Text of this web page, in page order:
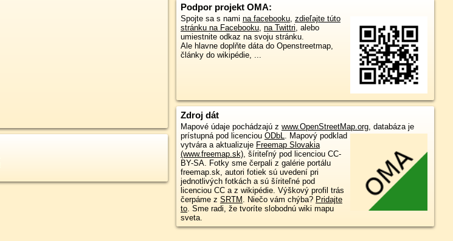
Podpor projekt OMA:
Spojte sa s nami na facebooku, zdieľajte túto
stránku na Facebooku, na Twittri, alebo
umiestnite odkaz na svoju stránku.
Ale hlavne doplňte dáta do Openstreetmap,
články do wikipédie, ...
Zdroj dát
Mapové údaje pochádzajú z www.OpenStreetMap.org, databáza je
prístupná pod licenciou ODbL. Mapový podklad
vytvára a aktualizuje Freemap Slovakia
(www.freemap.sk), šíriteľný pod licenciou CC-
BY-SA. Fotky sme čerpali z galérie portálu
freemap.sk, autori fotiek sú uvedení pri
jednotlivých fotkách a sú šíriteľné pod
licenciou CC a z wikipédie. Výškový profil trás
čerpáme z SRTM . Niečo vám chýba? Pridajte
to. Sme radi, že tvoríte slobodnú wiki mapu
sveta.